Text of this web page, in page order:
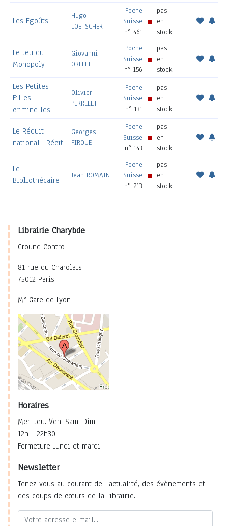
Les Egoûts
Hugo
LOETSCHER
Poche
Suisse
n° 461
pas
en
stock
Le Jeu du
Monopoly
Giovanni
ORELLI
Poche
Suisse
n° 156
pas
en
stock
Les Petites
Filles
criminelles
Olivier
PERRELET
Poche
Suisse
n° 131
pas
en
stock
Le Réduit
national : Récit
Georges
PIROUE
Poche
Suisse
n° 143
pas
en
stock
Le
Bibliothécaire
Jean ROMAIN
Poche
Suisse
n° 213
pas
en
stock
Librairie Charybde
Ground Control
81 rue du Charolais
75012 Paris
M° Gare de Lyon
Horaires
Mer. Jeu. Ven. Sam. Dim. :
12h - 22h30
Fermeture lundi et mardi.
Newsletter
Tenez-vous au courant de l'actualité, des évènements et
des coups de cœurs de la librairie.